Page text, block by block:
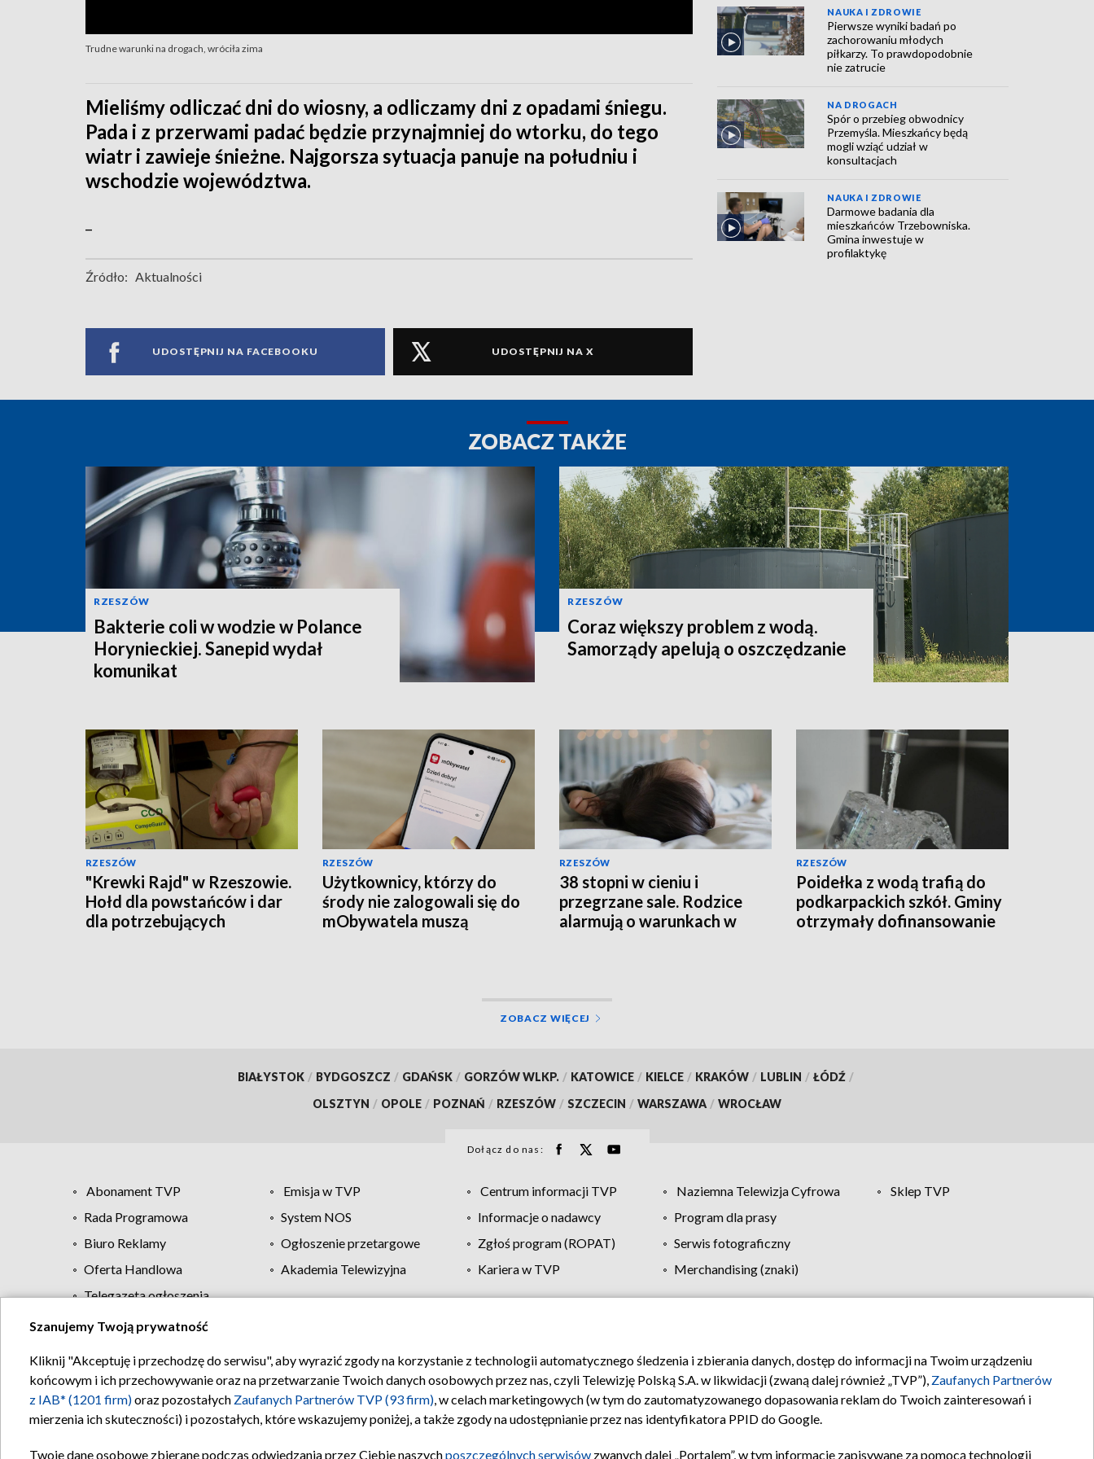
Trudne warunki na drogach, wróciła zima
Mieliśmy odliczać dni do wiosny, a odliczamy dni z opadami śniegu.
Pada i z przerwami padać będzie przynajmniej do wtorku, do tego
wiatr i zawieje śnieżne. Najgorsza sytuacja panuje na południu i
wschodzie województwa.
Źródło: Aktualności
UDOSTĘPNIJ NA FACEBOOKU UDOSTĘPNIJ NA X
NAUKA I ZDROWIE
Pierwsze wyniki badań po
zachorowaniu młodych
piłkarzy. To prawdopodobnie
nie zatrucie
NA DROGACH
Spór o przebieg obwodnicy
Przemyśla. Mieszkańcy będą
mogli wziąć udział w
konsultacjach
NAUKA I ZDROWIE
Darmowe badania dla
mieszkańców Trzebowniska.
Gmina inwestuje w
profilaktykę
ZOBACZ TAKŻE
RZESZÓW
Bakterie coli w wodzie w Polance
Horynieckiej. Sanepid wydał
komunikat
RZESZÓW
Coraz większy problem z wodą.
Samorządy apelują o oszczędzanie
RZESZÓW
"Krewki Rajd" w Rzeszowie.
Hołd dla powstańców i dar
dla potrzebujących
RZESZÓW
Użytkownicy, którzy do
środy nie zalogowali się do
mObywatela muszą
RZESZÓW
38 stopni w cieniu i
przegrzane sale. Rodzice
alarmują o warunkach w
RZESZÓW
Poidełka z wodą trafią do
podkarpackich szkół. Gminy
otrzymały dofinansowanie
ZOBACZ WIĘCEJ
BIAŁYSTOK / BYDGOSZCZ / GDAŃSK / GORZÓW WLKP. / KATOWICE / KIELCE / KRAKÓW / LUBLIN / ŁÓDŹ /
OLSZTYN / OPOLE / POZNAŃ / RZESZÓW / SZCZECIN / WARSZAWA / WROCŁAW
Dołącz do nas:
Abonament TVP Emisja w TVP Centrum informacji TVP Naziemna Telewizja Cyfrowa
Sklep TVP
Rada Programowa
System NOS Informacje o nadawcy
Program dla prasy
Biuro Reklamy
Ogłoszenie przetargowe Zgłoś program (ROPAT)
Serwis fotograficzny
Oferta Handlowa
Akademia Telewizyjna Kariera w TVP
Merchandising (znaki)
Telegazeta ogłoszenia
Regulamin TVP Polityka prywatności Moje zgody Pomoc Biuro reklamy Kontakt
Szanujemy Twoją prywatność
Kliknij "Akceptuję i przechodzę do serwisu", aby wyrazić zgody na korzystanie z technologii automatycznego śledzenia i zbierania danych, dostęp do informacji na Twoim urządzeniu
końcowym i ich przechowywanie oraz na przetwarzanie Twoich danych osobowych przez nas, czyli Telewizję Polską S.A. w likwidacji (zwaną dalej również „TVP”), Zaufanych Partnerów
z IAB* (1201 firm)oraz pozostałych Zaufanych Partnerów TVP (93 firm), w celach marketingowych (w tym do zautomatyzowanego dopasowania reklam do Twoich zainteresowań i
mierzenia ich skuteczności) i pozostałych, które wskazujemy poniżej, a także zgody na udostępnianie przez nas identyfikatora PPID do Google.
Twoje dane osobowe zbierane podczas odwiedzania przez Ciebie naszychposzczególnych serwisów zwanych dalej „Portalem”, w tym informacje zapisywane za pomocą technologii